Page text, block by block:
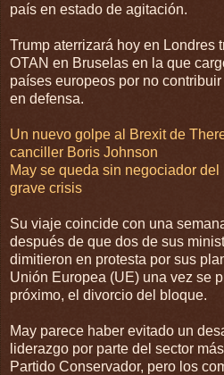
país en estado de agitación.
Trump aterrizará hoy en Londres
OTAN en Bruselas en la que
países europeos por no
en defensa.
Un nuevo golpe al Brexit de
canciller Boris Johnson
May se queda sin negociador del
grave crisis
Su viaje coincide con una
después de que dos de sus
dimitieron en protesta por sus
Unión Europea (UE) una vez se
próximo, el divorcio del bloque.
May parece haber evitado un
liderazgo por parte del sector
Partido Conservador, pero los